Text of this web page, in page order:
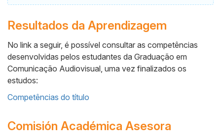
Resultados da Aprendizagem
No link a seguir, é possível consultar as competências
desenvolvidas pelos estudantes da Graduação em
Comunicação Audiovisual, uma vez finalizados os
estudos:
Competências do título
Comisión Académica Asesora